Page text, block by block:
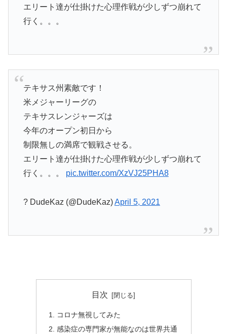
エリート達が仕掛けた心理作戦が少しずつ崩れて
行く。。。
テキサス州素敵です！
米メジャーリーグの
テキサスレンジャーズは
今年のオープン初日から
制限無しの満席で観戦させる。
エリート達が仕掛けた心理作戦が少しずつ崩れて
行く。。。 pic.twitter.com/XzVJ25PHA8
? DudeKaz (@DudeKaz)April 5, 2021
目次
コロナ無視してみた
感染症の専門家が無能なのは世界共通